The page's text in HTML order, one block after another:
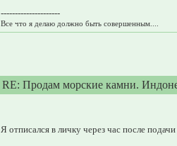
---------------------
Все что я делаю должно быть совершенным....
RE: Продам морские камни.
Я отписался в личку через час после